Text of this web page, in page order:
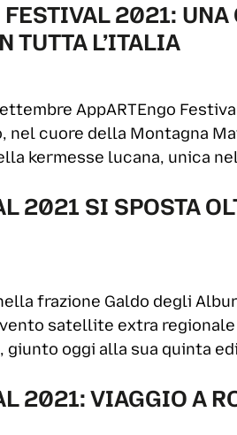
2021:
TUTTA L’ITALIA
AppARTEngo
nel cuore della Montagna
kermesse lucana, unica
2021 SI SPOSTA
frazione Galdo degli
satellite extra
oggi alla sua quinta
2021: VIAGGIO A